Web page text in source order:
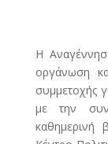
Η
οργάνωση
συμμετοχής
με την